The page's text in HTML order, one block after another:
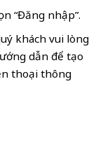
“Đăng nhập”.
khách vui lòng
dẫn để tạo
thoại thông